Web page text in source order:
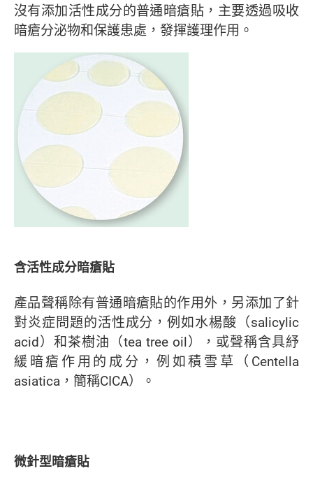
沒有添加活性成分的普通暗瘡貼，主要透過吸收
暗瘡分泌物和保護患處，發揮護理作用。
含活性成分暗瘡貼
產品聲稱除有普通暗瘡貼的作用外，另添加了針
對炎症問題的活性成分，例如水楊酸（salicylic
acid）和茶樹油（tea tree oil），或聲稱含具紓
緩暗瘡作用的成分，例如積雪草（Centella
asiatica，簡稱CICA）。
微針型暗瘡貼